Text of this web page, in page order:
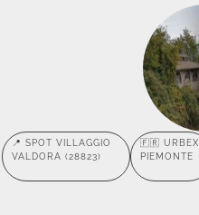
📍 SPOT VILLAGGIO
VALDORA (28823)
🇫🇷 URBEX
PIEMONTE